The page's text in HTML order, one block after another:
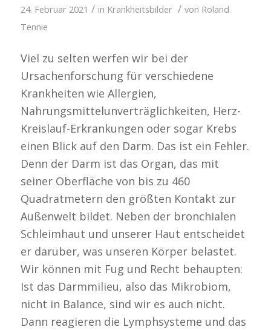
24. Februar 2021 / in Krankheitsbilder / von Roland
Tennie
Viel zu selten werfen wir bei der
Ursachenforschung für verschiedene
Krankheiten wie Allergien,
Nahrungsmittelunverträglichkeiten, Herz-
Kreislauf-Erkrankungen oder sogar Krebs
einen Blick auf den Darm. Das ist ein Fehler.
Denn der Darm ist das Organ, das mit
seiner Oberfläche von bis zu 460
Quadratmetern den größten Kontakt zur
Außenwelt bildet. Neben der bronchialen
Schleimhaut und unserer Haut entscheidet
er darüber, was unseren Körper belastet.
Wir können mit Fug und Recht behaupten:
Ist das Darmmilieu, also das Mikrobiom,
nicht in Balance, sind wir es auch nicht.
Dann reagieren die Lymphsysteme und das